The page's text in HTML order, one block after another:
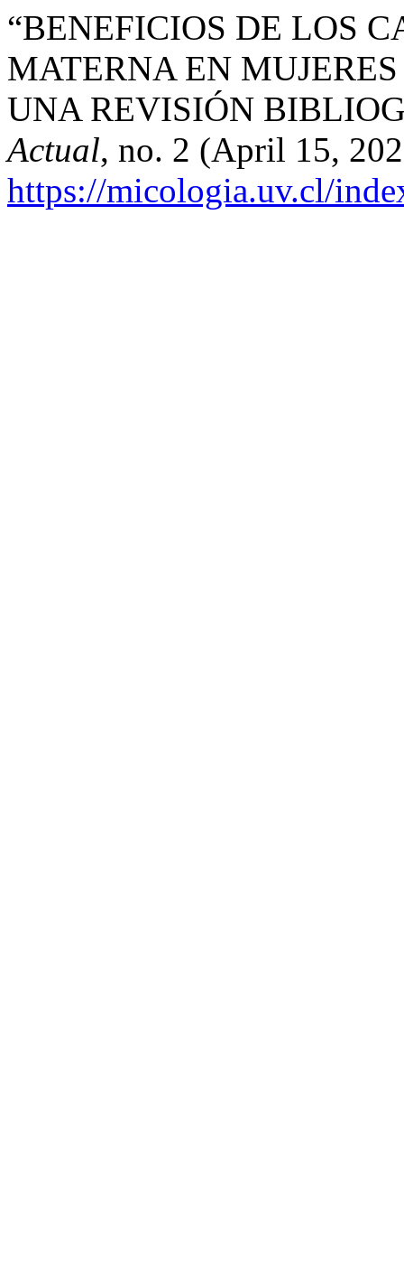
“BENEFICIOS DE LOS
MATERNA EN
UNA REVISIÓN
Actual, no. 2 (April 15,
https://micologia.uv.cl/